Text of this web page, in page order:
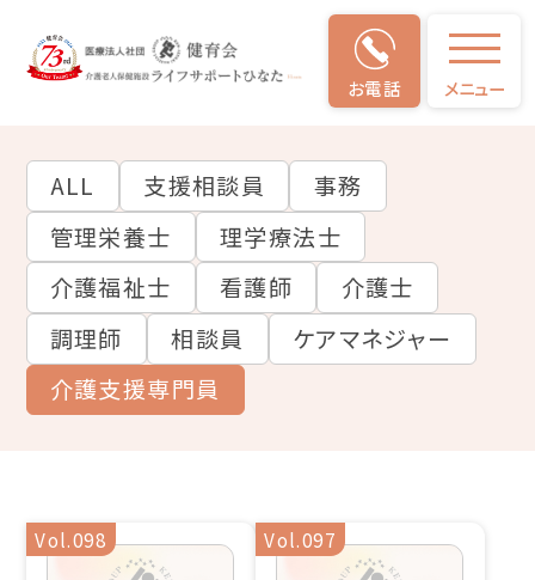
お電話 メニュー
ALL 支援相談員
事務
管理栄養士
理学療法士
介護福祉士
看護師
介護士
調理師
相談員
ケアマネジャー
介護支援専門員
Vol.098 Vol.097